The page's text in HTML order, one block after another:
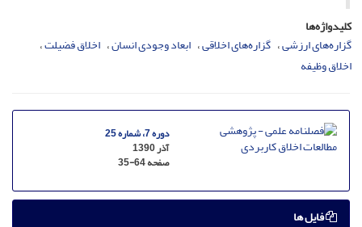
کلیدواژه‌ها
گزاره‌های ارزشی گزاره‌های اخلاقی ابعاد وجودی انسان اخلاق فضیلت
اخلاق وظیفه
دوره 7، شماره 25
آذر 1390
صفحه35-64
فایل ها